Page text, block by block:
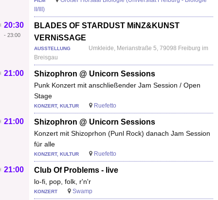
II/III)
BLADES OF STARDUST MiNZ&KUNST
VERNiSSAGE
20:30
- 23:00
AUSSTELLUNG
Umkleide, Merianstraße 5, 79098 Freiburg im
Breisgau
Shizophron @ Unicorn Sessions
Punk Konzert mit anschließender Jam Session / Open
Stage
21:00
KONZERT, KULTUR Ruefetto
Shizophron @ Unicorn Sessions
Konzert mit Shizoprhon (Punl Rock) danach Jam Session
für alle
21:00
KONZERT, KULTUR Ruefetto
Club Of Problems - live
lo-fi, pop, folk, r'n'r
21:00
KONZERT Swamp